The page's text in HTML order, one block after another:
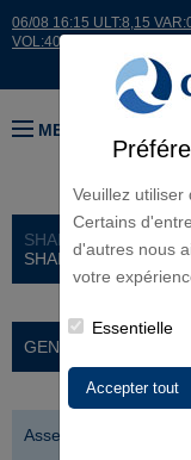
Veuillez utiliser
Certains
d'autres nous
votre
Essentielle
06/08 16:15 ULT:8,15
VOL:40081
MENU
SHAREHOLDERS
SHAREHOLDERS
GENERAL MEETING
Assemblée Générale